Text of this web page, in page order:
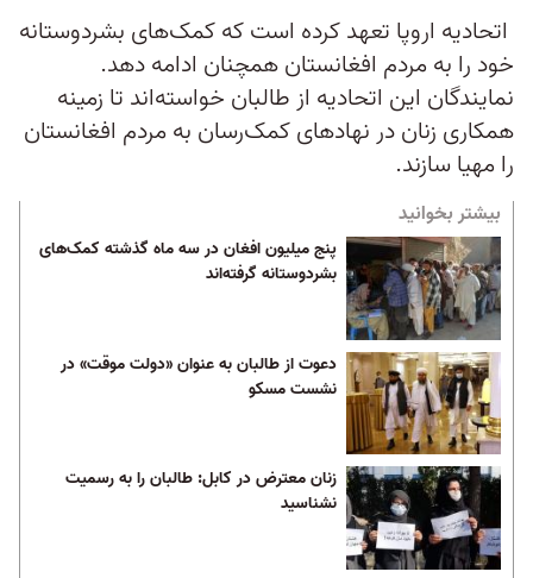
اتحادیه اروپا تعهد کرده است که کمک‌های بشردوستانه
خود را به مردم افغانستان همچنان ادامه دهد.
نمایندگان این اتحادیه از طالبان خواسته‌اند تا زمینه
همکاری زنان در نهادهای کمک‌رسان به مردم افغانستان
را مهیا سازند.
بیشتر بخوانید
پنج میلیون افغان در سه ماه گذشته کمک‌های
بشردوستانه گرفته‌اند
دعوت از طالبان به عنوان «دولت موقت» در
نشست مسکو
زنان معترض در کابل: طالبان را به رسمیت
نشناسید